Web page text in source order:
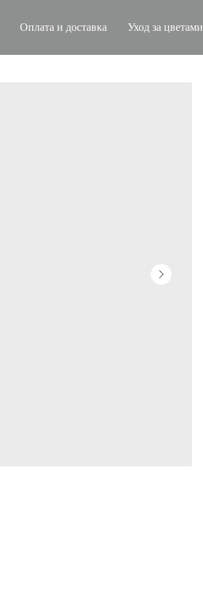
Оплата и доставка Уход за цветами